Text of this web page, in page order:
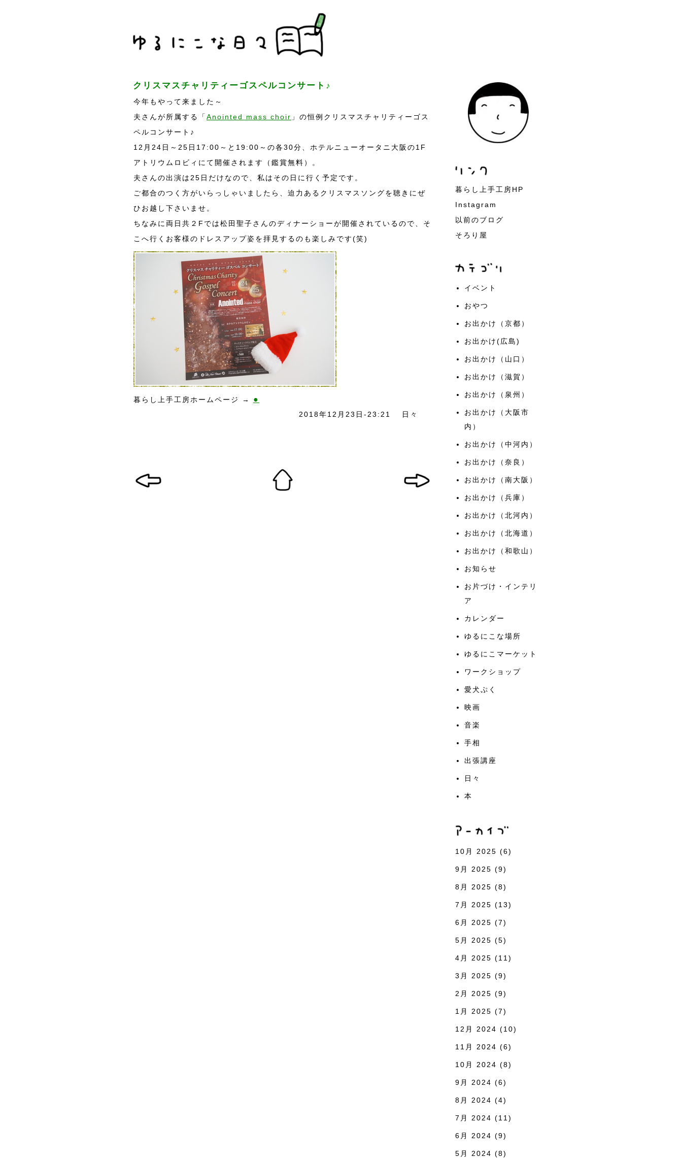
クリスマスチャリティーゴスペルコンサート♪
今年もやって来ました～
夫さんが所属する「 Anointed mass choir 」の恒例クリスマスチャリティーゴス
ペルコンサート♪
12月24日～25日17:00～と19:00～の各30分、ホテルニューオータニ大阪の1F
アトリウムロビィにて開催されます（鑑賞無料）。
夫さんの出演は25日だけなので、私はその日に行く予定です。
ご都合のつく方がいらっしゃいましたら、迫力あるクリスマスソングを聴きにぜ
ひお越し下さいませ。
ちなみに両日共２Fでは松田聖子さんのディナーショーが開催されているので、そ
こへ行くお客様のドレスアップ姿を拝見するのも楽しみです(笑)
暮らし上手工房ホームページ → ●
2018年12月23日-23:21 日々
暮らし上手工房HP
Instagram
以前のブログ
そろり屋
イベント
おやつ
お出かけ（京都）
お出かけ(広島)
お出かけ（山口）
お出かけ（滋賀）
お出かけ（泉州）
お出かけ（大阪市
内）
お出かけ（中河内）
お出かけ（奈良）
お出かけ（南大阪）
お出かけ（兵庫）
お出かけ（北河内）
お出かけ（北海道）
お出かけ（和歌山）
お知らせ
お片づけ・インテリ
ア
カレンダー
ゆるにこな場所
ゆるにこマーケット
ワークショップ
愛犬ぷく
映画
音楽
手相
出張講座
日々
本
10月 2025 (6)
9月 2025 (9)
8月 2025 (8)
7月 2025 (13)
6月 2025 (7)
5月 2025 (5)
4月 2025 (11)
3月 2025 (9)
2月 2025 (9)
1月 2025 (7)
12月 2024 (10)
11月 2024 (6)
10月 2024 (8)
9月 2024 (6)
8月 2024 (4)
7月 2024 (11)
6月 2024 (9)
5月 2024 (8)